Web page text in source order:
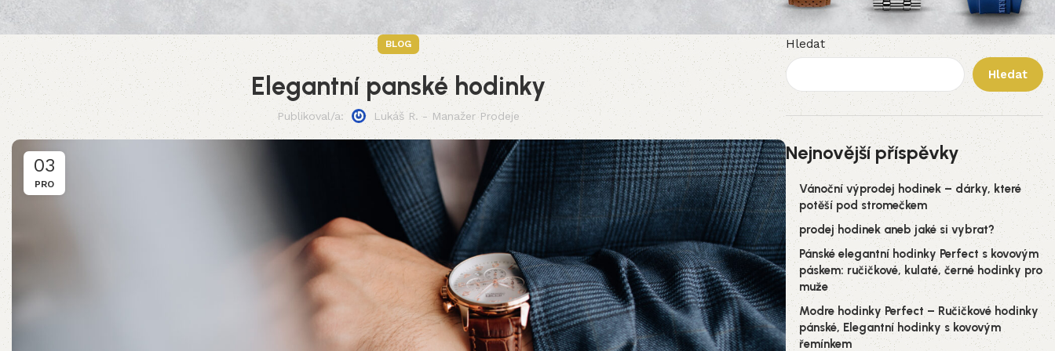
BLOG
Elegantní panské hodinky
Publikoval/a: Lukáš R. - Manažer Prodeje
03
PRO
Hledat
Hledat
Nejnovější příspěvky
Vánoční výprodej hodinek – dárky, které
potěší pod stromečkem
prodej hodinek aneb jaké si vybrat?
Pánské elegantní hodinky Perfect s kovovým
páskem: ručičkové, kulaté, černé hodinky pro
muže
Modre hodinky Perfect – Ručičkové hodinky
pánské, Elegantní hodinky s kovovým
řemínkem